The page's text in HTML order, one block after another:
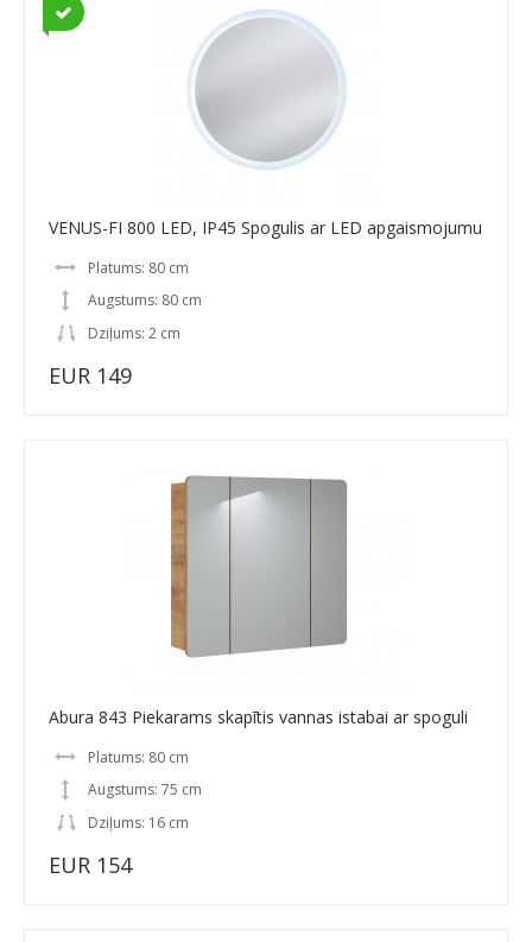
VENUS-FI 800 LED, IP45 Spogulis ar LED apgaismojumu
Platums: 80 cm
Augstums: 80 cm
Dziļums: 2 cm
EUR 149
Abura 843 Piekarams skapītis vannas istabai ar spoguli
Platums: 80 cm
Augstums: 75 cm
Dziļums: 16 cm
EUR 154